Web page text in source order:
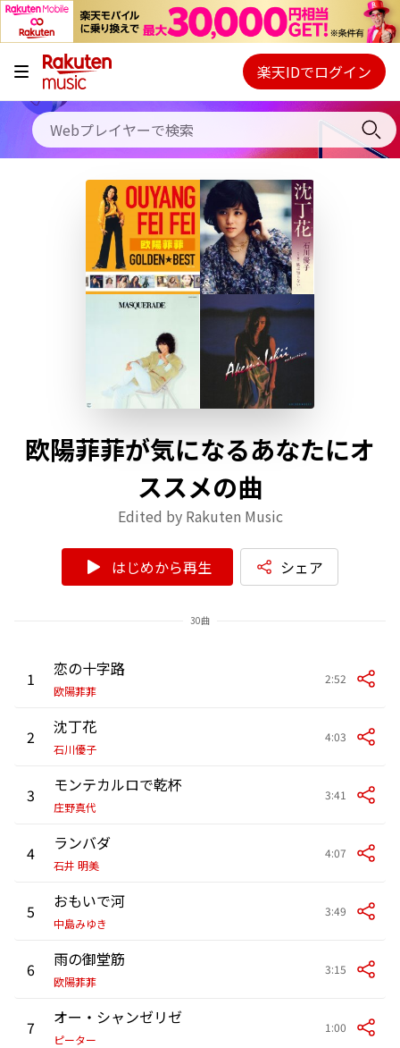
キャンペーン
料金プラン
使い方
初回30日間無料お試し
Webプレイヤー
ご契約内容の確認・変更
楽天IDでログイン
欧陽菲菲が気になるあなたにオ
ススメの曲
Edited by Rakuten Music
はじめから再生 シェア
30曲
1 恋の十字路
欧陽菲菲
2:52
2 沈丁花
石川優子
4:03
3 モンテカルロで乾杯
庄野真代
3:41
4 ランバダ
石井 明美
4:07
5 おもいで河
中島みゆき
3:49
6 雨の御堂筋
欧陽菲菲
3:15
7 オー・シャンゼリゼ
ピーター
1:00